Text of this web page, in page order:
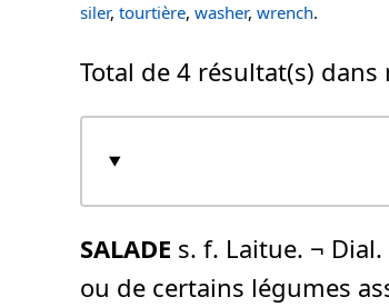
siler, tourtière, washer, wrench.
Total de 4 résultat(s)
SALADE s. f. Laitue. ¬ Dial.
ou de certains légumes